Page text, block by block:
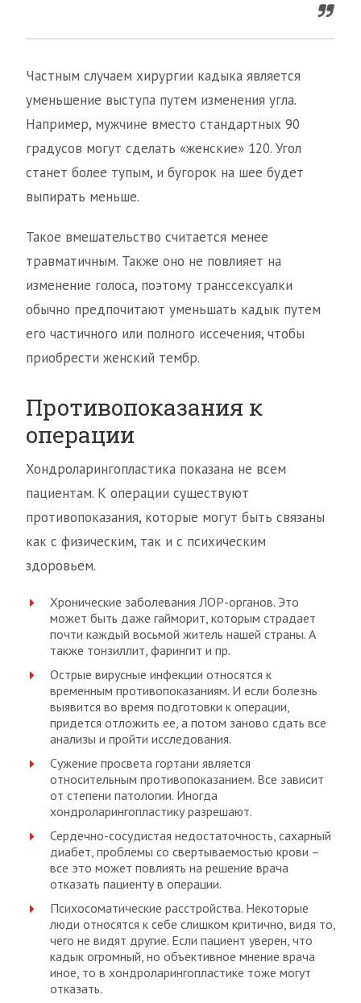
Частным случаем хирургии кадыка является
уменьшение выступа путем изменения угла.
Например, мужчине вместо стандартных 90
градусов могут сделать «женские» 120. Угол
станет более тупым, и бугорок на шее будет
выпирать меньше.
Такое вмешательство считается менее
травматичным. Также оно не повлияет на
изменение голоса, поэтому транссексуалки
обычно предпочитают уменьшать кадык путем
его частичного или полного иссечения, чтобы
приобрести женский тембр.
Противопоказания к
операции
Хондроларингопластика показана не всем
пациентам. К операции существуют
противопоказания, которые могут быть связаны
как с физическим, так и с психическим
здоровьем.
Хронические заболевания ЛОР-органов. Это
может быть даже гайморит, которым страдает
почти каждый восьмой житель нашей страны. А
также тонзиллит, фарингит и пр.
Острые вирусные инфекции относятся к
временным противопоказаниям. И если болезнь
выявится во время подготовки к операции,
придется отложить ее, а потом заново сдать все
анализы и пройти исследования.
Сужение просвета гортани является
относительным противопоказанием. Все зависит
от степени патологии. Иногда
хондроларингопластику разрешают.
Сердечно-сосудистая недостаточность, сахарный
диабет, проблемы со свертываемостью крови –
все это может повлиять на решение врача
отказать пациенту в операции.
Психосоматические расстройства. Некоторые
люди относятся к себе слишком критично, видя то,
чего не видят другие. Если пациент уверен, что
кадык огромный, но объективное мнение врача
иное, то в хондроларингопластике тоже могут
отказать.